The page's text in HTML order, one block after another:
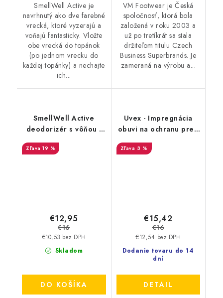
SmellWell Active je
navrhnutý ako dve farebné
vrecká, ktoré vyzerajú a
voňajú fantasticky. Vložte
obe vrecká do topánok
(po jednom vrecku do
každej topánky) a nechajte
ich...
VM Footwear je Česká
spoločnosť, ktorá bola
založená v roku 2003 a
už po tretíkrát sa stala
držiteľom titulu Czech
Business Superbrands. Je
zameraná na výrobu a...
SmellWell Active
deodorizér s vôňou -
Leopard Blue
19 %
Skladom
€10,53 bez DPH
€12,95
€16
DO KOŠÍKA
Uvex - Impregnácia
obuvi na ochranu pred
premočením a
škvrnami 100 ml
3 %
Dodanie tovaru do 14
dní
€12,54 bez DPH
€15,42
€16
DETAIL